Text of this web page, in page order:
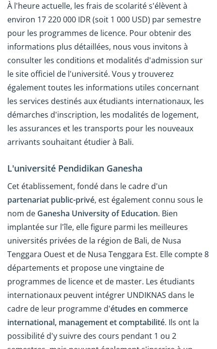
À l'heure actuelle, les frais de scolarité s'élèvent à
environ 17 220 000 IDR (soit 1 000 USD) par semestre
pour les programmes de licence. Pour obtenir des
informations plus détaillées, nous vous invitons à
consulter les conditions et modalités d'admission sur
le site officiel de l'université. Vous y trouverez
également toutes les informations utiles concernant
les services destinés aux étudiants internationaux, les
démarches d'inscription, les modalités de logement,
les assurances et les transports pour les nouveaux
arrivants souhaitant étudier à Bali.
L'université Pendidikan Ganesha
Cet établissement, fondé dans le cadre d'un
partenariat public-privé, est également connu sous le
nom de Ganesha University of Education. Bien
implantée sur l'île, elle figure parmi les meilleures
universités privées de la région de Bali, de Nusa
Tenggara Ouest et de Nusa Tenggara Est. Elle compte 8
départements et propose une vingtaine de
programmes de licence et de master. Les étudiants
internationaux peuvent intégrer UNDIKNAS dans le
cadre de leur programme d'études en commerce
international, management et comptabilité. Ils ont la
possibilité d'y suivre des cours pendant 1 ou 2